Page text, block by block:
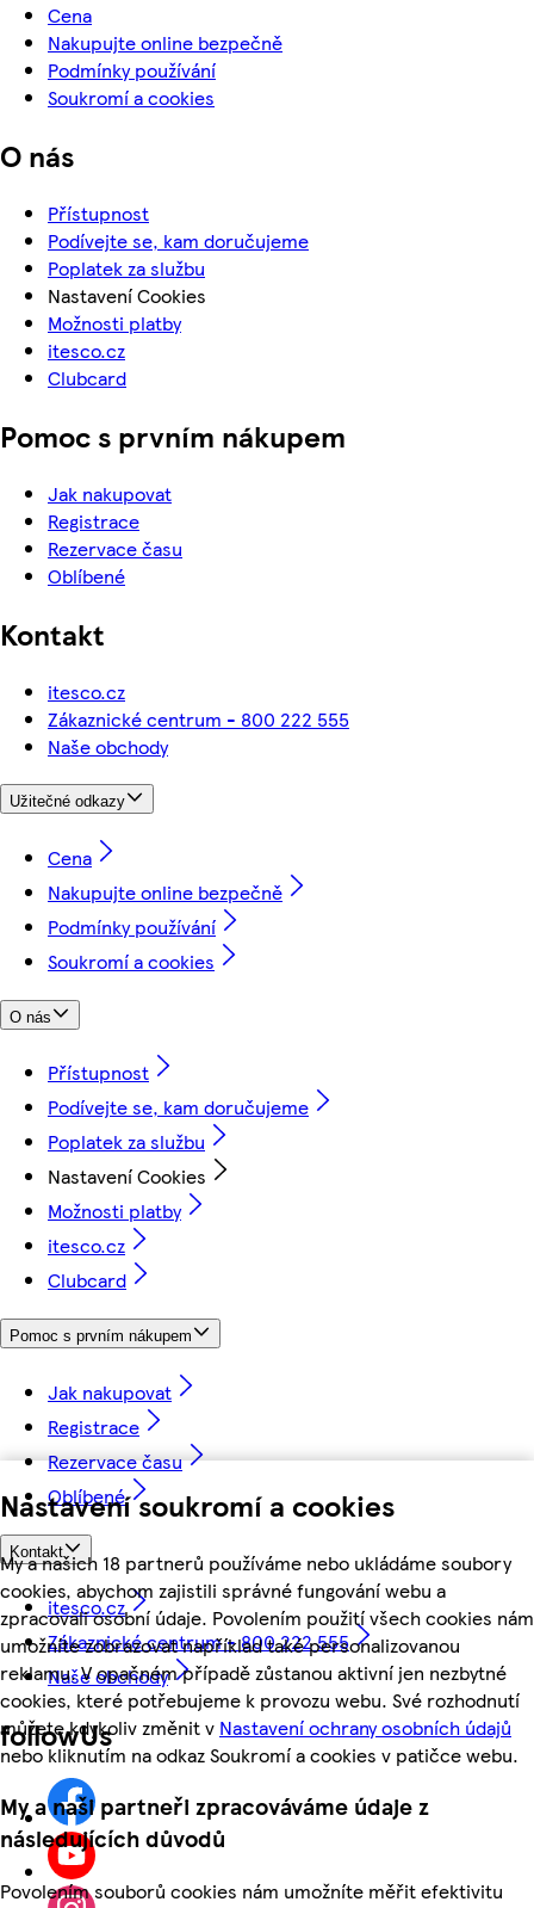
Nastavení soukromí a cookies
My a našich 18 partnerů používáme nebo ukládáme soubory
cookies, abychom zajistili správné fungování webu a
zpracovali osobní údaje. Povolením použití všech cookies nám
umožníte zobrazovat například také personalizovanou
reklamu. V opačném případě zůstanou aktivní jen nezbytné
cookies, které potřebujeme k provozu webu. Své rozhodnutí
můžete kdykoliv změnit v Nastavení ochrany osobních údajů
nebo kliknutím na odkaz Soukromí a cookies v patičce webu.
My a naši partneři zpracováváme údaje z
následujících důvodů
Povolením souborů cookies nám umožníte měřit efektivitu
Cena
Nakupujte online bezpečně
Podmínky používání
Soukromí a cookies
O nás
Přístupnost
Podívejte se, kam doručujeme
Poplatek za službu
Nastavení Cookies
Možnosti platby
itesco.cz
Clubcard
Pomoc s prvním nákupem
Jak nakupovat
Registrace
Rezervace času
Oblíbené
Kontakt
itesco.cz
Zákaznické centrum - 800 222 555
Naše obchody
Užitečné odkazy
Cena
Nakupujte online bezpečně
Podmínky používání
Soukromí a cookies
O nás
Přístupnost
Podívejte se, kam doručujeme
Poplatek za službu
Nastavení Cookies
Možnosti platby
itesco.cz
Clubcard
Pomoc s prvním nákupem
Jak nakupovat
Registrace
Rezervace času
Oblíbené
Kontakt
itesco.cz
Zákaznické centrum - 800 222 555
Naše obchody
followUs